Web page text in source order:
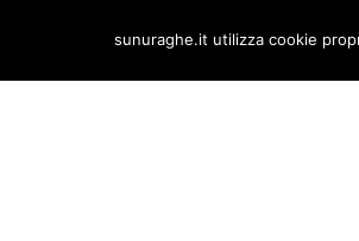
content
sunuraghe.it utilizza cookie